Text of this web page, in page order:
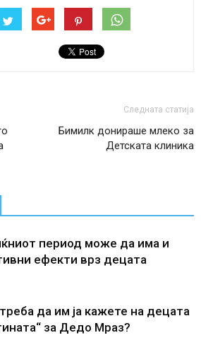
Следната статија
Бимилк донираше млеко за
Детската клиника
период може да има и
ефекти врз децата
да им ја кажете на децата
за Дедо Мраз?